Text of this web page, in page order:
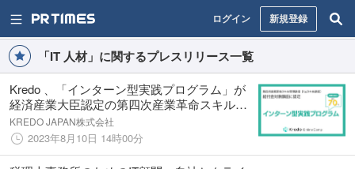
ログイン 新規登録
「IT 人材」に関するプレスリリース一覧
Kredo 、「インターン型実践プログラム」が
経済産業大臣認定の​​第四次産業革命スキル習
得講座に認定
KREDO JAPAN株式会社
2023年8月10日 14時00分